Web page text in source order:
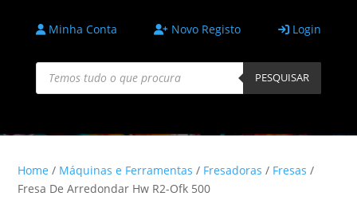
Minha Conta Novo Registo Login
Products
search PESQUISAR
Home / Máquinas e Ferramentas / Fresadoras / Fresas /
Fresa De Arredondar Hw R2-Ofk 500